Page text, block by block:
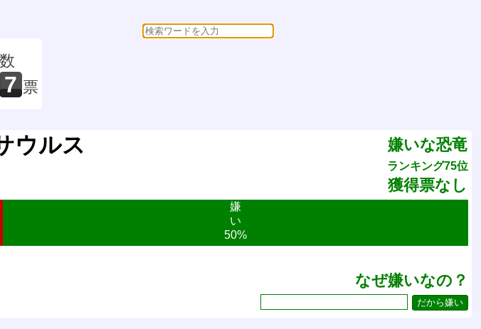
7 票
嫌いな恐竜
ランキング75位
獲得票なし
ウルス
嫌
い
50%
なぜ嫌いなの？